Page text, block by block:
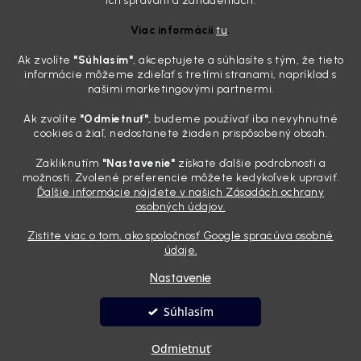
Viac informáciítu.
Ak zvolíte "Súhlasím", akceptujete a súhlasíte s tým, že tieto
informácie môžeme zdieľať s tretími stranami, napríklad s
našimi marketingovými partnermi.
Ak zvolíte "Odmietnuť", budeme používať iba nevyhnutné
cookies a žiaľ, nedostanete žiaden prispôsobený obsah.
Zakliknutím "Nastavenie" získate ďalšie podrobnosti a
možnosti. Zvolené preferencie môžete kedykoľvek upraviť.
Ďalšie informácie nájdete v našich Zásadách ochrany
osobných údajov.
Zistite viac o tom, ako spoločnosť Google spracúva osobné
údaje.
Nastavenie
Odmietnuť
Súhlasím
Poznáte ten moment. Vonku svieti slnko, vy sedíte v čerstvo
„upratanom“ aute, no pri pohľade na palubnú dosku vás ide poraziť. V
mriežkach ventilácie, okolo tlačidiel a v švíkoch sedačiek na vás stále
drzo pozerá prach. Handra ani vysávač tam jednodu...
Detailing nemusí stáť výplatu: 5 kúskov autokozmetiky,
31.7.2026
Sobotné ráno, káva v ruke a pred vami zaprášená kapota. Pre
niekoho nuda, pre nás najlepší relax. Lenže keď si v košíku spočítate
pokaziť náladu. Dobrá správa je, že aj profi výbava ...
Vytvoril Shoptet
nastavenie cookies